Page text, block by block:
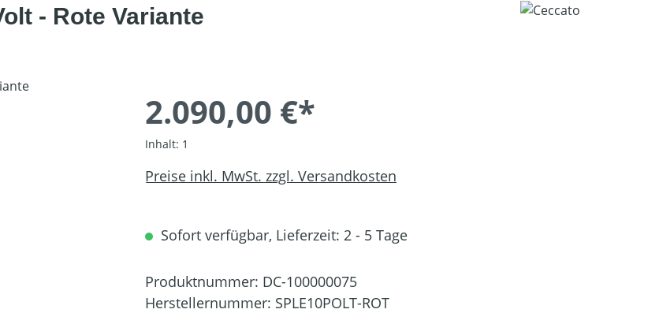
- Rote Variante
2.090,00 €*
Inhalt: 1
Preise inkl. MwSt. zzgl. Versandkosten
Sofort verfügbar, Lieferzeit: 2 - 5 Tage
Produktnummer: DC-100000075
Herstellernummer: SPLE10POLT-ROT